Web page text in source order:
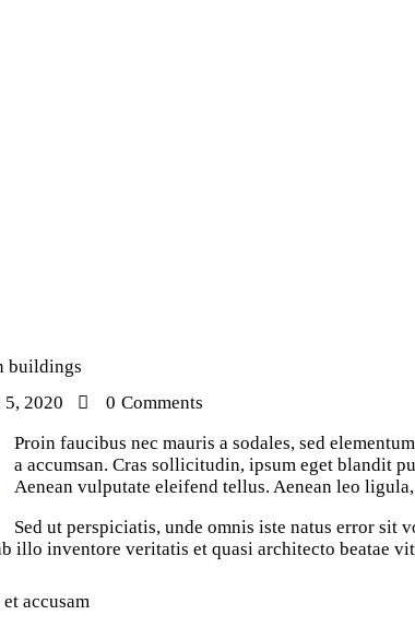
buildings
2020 0 Comments
Proin faucibus nec mauris a sodales, sed
a accumsan. Cras sollicitudin, ipsum eget blandit
Aenean vulputate eleifend tellus. Aenean leo
Sed ut perspiciatis, unde omnis iste natus error sit
illo inventore veritatis et quasi architecto beatae
accusam